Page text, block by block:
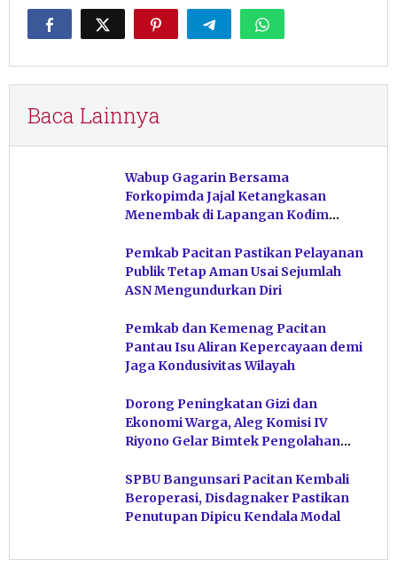
Baca Lainnya
Wabup Gagarin Bersama
Forkopimda Jajal Ketangkasan
Menembak di Lapangan Kodim
Pemkab Pacitan Pastikan Pelayanan
Publik Tetap Aman Usai Sejumlah
ASN Mengundurkan Diri
Pemkab dan Kemenag Pacitan
Pantau Isu Aliran Kepercayaan demi
Jaga Kondusivitas Wilayah
Dorong Peningkatan Gizi dan
Ekonomi Warga, Aleg Komisi IV
Riyono Gelar Bimtek Pengolahan
SPBU Bangunsari Pacitan Kembali
Beroperasi, Disdagnaker Pastikan
Penutupan Dipicu Kendala Modal